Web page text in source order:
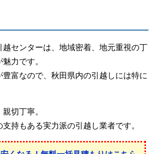
越センターは、地域密着、地元重視の丁
力です。
富なので、秋田県内の引越しには特に
切丁寧。
持もある実力派の引越し業者です。